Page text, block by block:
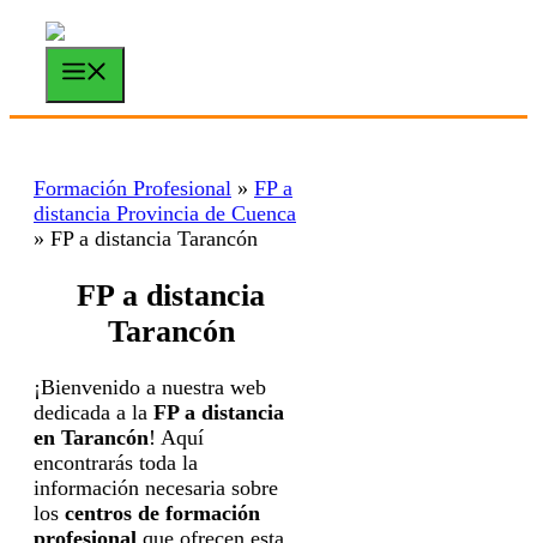
Saltar
contenido
Formación Profesional » FP a
distancia Provincia de Cuenca
» FP a distancia Tarancón
FP a distancia
Tarancón
¡Bienvenido a nuestra web
dedicada a la FP a distancia
en Tarancón! Aquí
encontrarás toda la
información necesaria sobre
los centros de formación